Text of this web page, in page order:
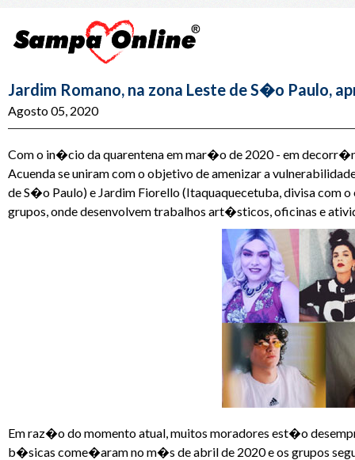
Jardim Romano, na zona Leste de S�o Paulo,
Agosto 05, 2020
Com o in�cio da quarentena em mar�o de 2020 - em
Acuenda se uniram com o objetivo de amenizar a
de S�o Paulo) e Jardim Fiorello (Itaquaquecetuba, divisa
grupos, onde desenvolvem trabalhos art�sticos, oficinas e
Em raz�o do momento atual, muitos moradores est�o
b�sicas come�aram no m�s de abril de 2020 e os grupos